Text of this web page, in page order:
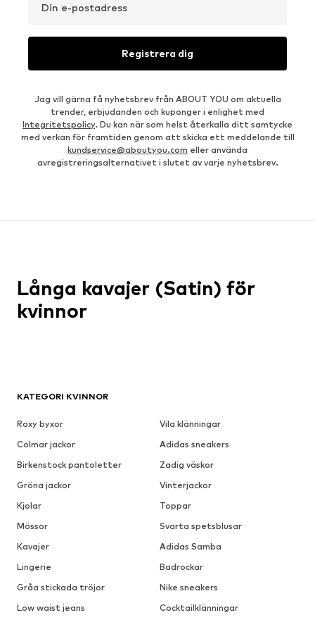
Din e-postadress
Registrera dig
Jag vill gärna få nyhetsbrev från ABOUT YOU om aktuella
trender, erbjudanden och kuponger i enlighet med
Integritetspolicy. Du kan när som helst återkalla ditt samtycke
med verkan för framtiden genom att skicka ett meddelande till
kundservice@aboutyou.com eller använda
avregistreringsalternativet i slutet av varje nyhetsbrev.
KATEGORI KVINNOR
Roxy byxor
Vila klänningar
Colmar jackor
Adidas sneakers
Birkenstock pantoletter
Zadig väskor
Gröna jackor
Vinterjackor
Kjolar
Toppar
Mössor
Svarta spetsblusar
Kavajer
Adidas Samba
Lingerie
Badrockar
Gråa stickada tröjor
Nike sneakers
Low waist jeans
Cocktailklänningar
Långa kavajer (Satin) för
kvinnor